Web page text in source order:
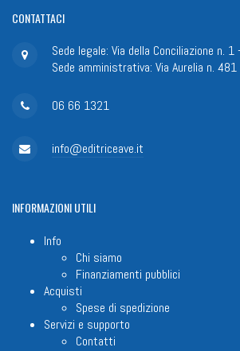
CONTATTACI
Sede legale: Via della Conciliazione n.
Sede amministrativa: Via Aurelia n.
06 66 1321
info@editriceave.it
INFORMAZIONIUTILI
Info
Chi siamo
Finanziamenti pubblici
Acquisti
Spese di spedizione
Servizi e supporto
Contatti